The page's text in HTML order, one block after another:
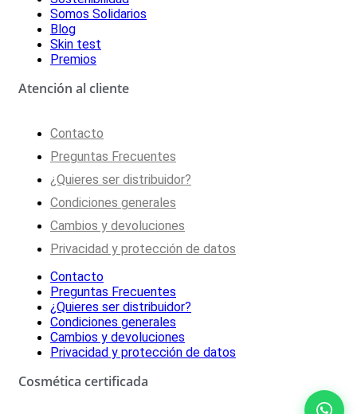
Somos Solidarios
Blog
Skin test
Premios
Atención al cliente
Contacto
Preguntas Frecuentes
¿Quieres ser distribuidor?
Condiciones generales
Cambios y devoluciones
Privacidad y protección de datos
Contacto
Preguntas Frecuentes
¿Quieres ser distribuidor?
Condiciones generales
Cambios y devoluciones
Privacidad y protección de datos
Cosmética certificada